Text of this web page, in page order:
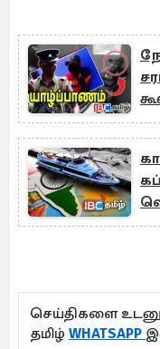
செய்திகளை
தமிழ் WHATSAPP